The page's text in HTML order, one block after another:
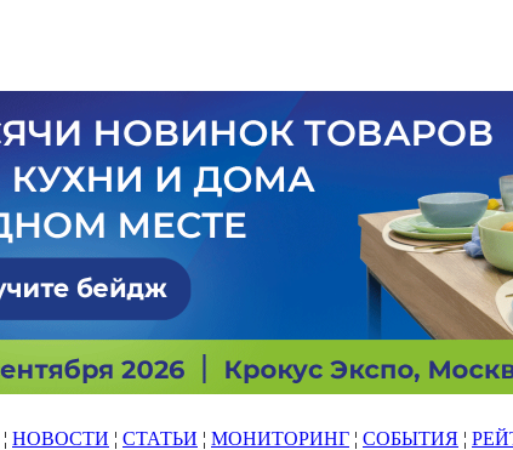
¦ НОВОСТИ ¦ СТАТЬИ ¦ МОНИТОРИНГ ¦ СОБЫТИЯ ¦